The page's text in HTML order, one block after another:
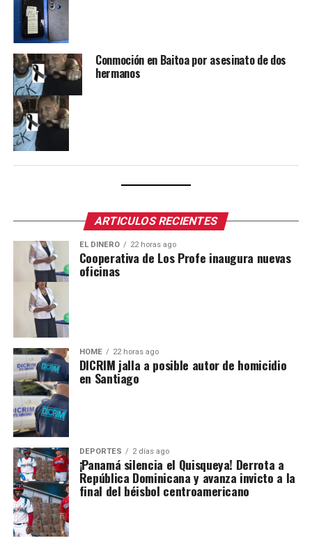
Conmoción en Baitoa por asesinato de dos
hermanos
ARTICULOS RECIENTES
EL DINERO 22 horas ago
Cooperativa de Los Profe inaugura nuevas
oficinas
HOME 22 horas ago
DICRIM jalla a posible autor de homicidio
en Santiago
DEPORTES 2 días ago
¡Panamá silencia el Quisqueya! Derrota a
República Dominicana y avanza invicto a la
final del béisbol centroamericano